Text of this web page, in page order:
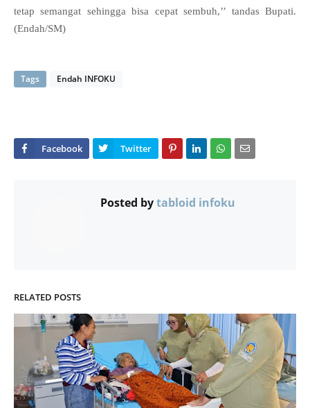
tetap semangat sehingga bisa cepat sembuh,’’ tandas Bupati.
(Endah/SM)
Tags Endah INFOKU
Posted bytabloid infoku
RELATED POSTS